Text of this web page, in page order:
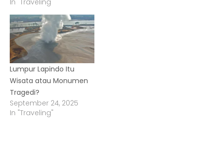
In "Traveling"
Lumpur Lapindo Itu
Wisata atau Monumen
Tragedi?
September 24, 2025
In "Traveling"